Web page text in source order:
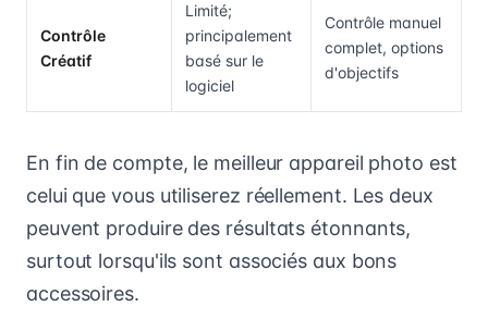
Contrôle
Créatif
Limité;
principalement
basé sur le
logiciel
Contrôle manuel
complet, options
d'objectifs
En fin de compte, le meilleur appareil photo est
celui que vous utiliserez réellement. Les deux
peuvent produire des résultats étonnants,
surtout lorsqu'ils sont associés aux bons
accessoires.